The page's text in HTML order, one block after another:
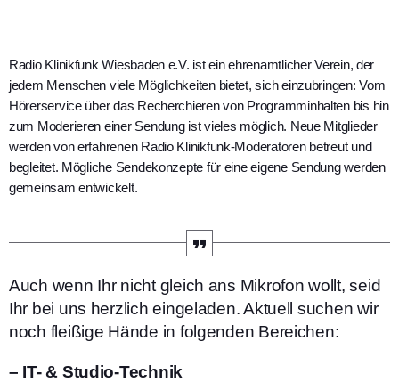
Radio Klinikfunk Wiesbaden e.V. ist ein ehrenamtlicher Verein, der
jedem Menschen viele Möglichkeiten bietet, sich einzubringen: Vom
Hörerservice über das Recherchieren von Programminhalten bis hin
zum Moderieren einer Sendung ist vieles möglich. Neue Mitglieder
werden von erfahrenen Radio Klinikfunk-Moderatoren betreut und
begleitet. Mögliche Sendekonzepte für eine eigene Sendung werden
gemeinsam entwickelt.
Auch wenn Ihr nicht gleich ans Mikrofon wollt, seid
Ihr bei uns herzlich eingeladen. Aktuell suchen wir
noch fleißige Hände in folgenden Bereichen:
– IT- & Studio-Technik